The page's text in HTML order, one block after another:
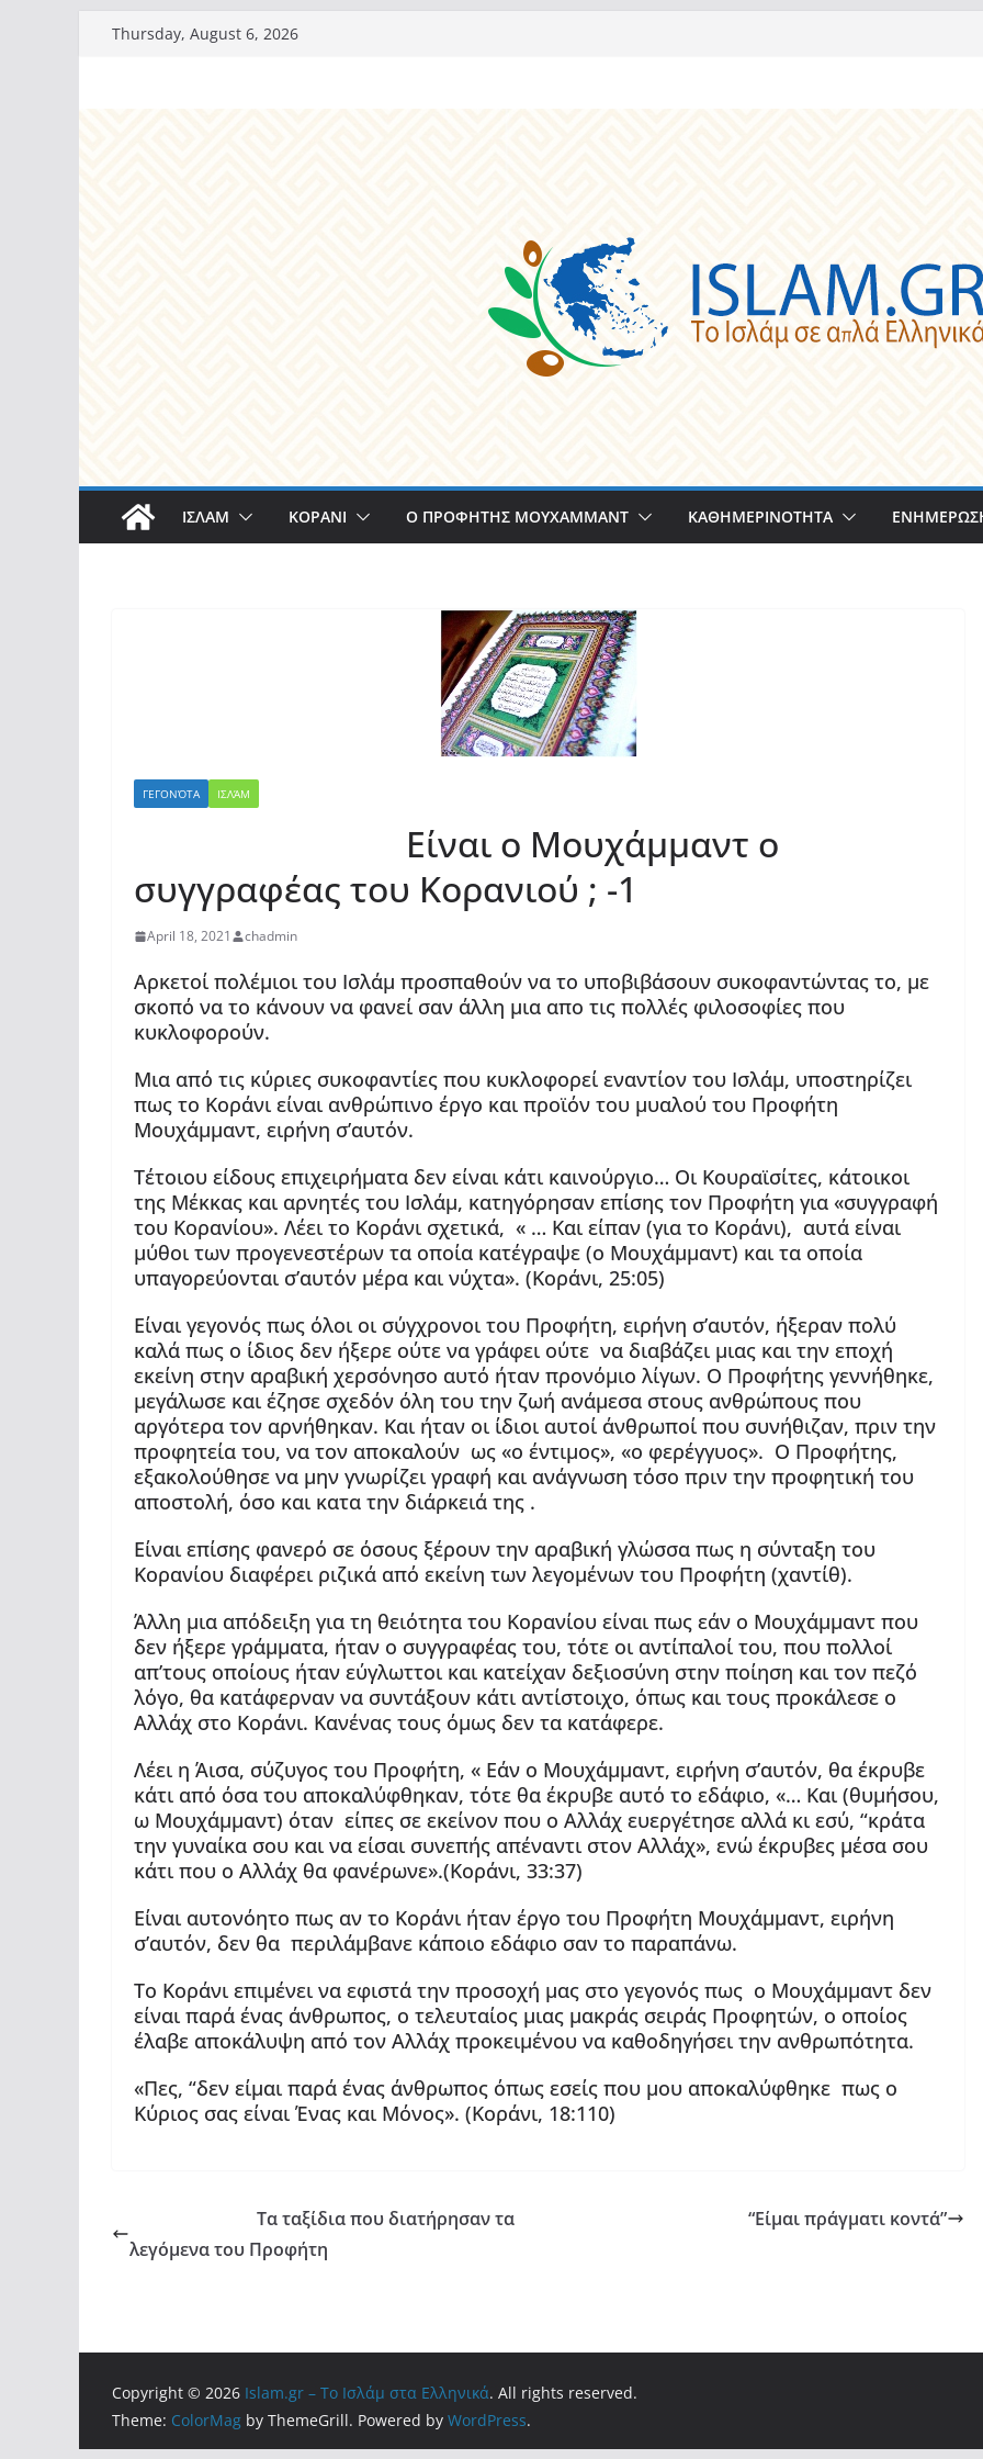
Thursday, August 6, 2026
ΙΣΛΑΜ ΚΟΡΑΝΙ Ο ΠΡΟΦΗΤΗΣ ΜΟΥΧΑΜΜΑΝΤ ΚΑΘΗΜΕΡΙΝΟΤΗΤΑ
ΓΕΓΟΝΌΤΑ ΙΣΛΆΜ
Είναι ο Μουχάμμαντ o
συγγραφέας του Κορανιού ; -1
April 18, 2021 chadmin
Αρκετοί πολέμιοι του Ισλάμ προσπαθούν να το υποβιβάσουν συκοφαντώντας το, με
σκοπό να το κάνουν να φανεί σαν άλλη μια απο τις πολλές φιλοσοφίες που
κυκλοφορούν.
Μια από τις κύριες συκοφαντίες που κυκλοφορεί εναντίον του Ισλάμ, υποστηρίζει
πως το Κοράνι είναι ανθρώπινο έργο και προϊόν του μυαλού του Προφήτη
Μουχάμμαντ, ειρήνη σ’αυτόν.
Τέτοιου είδους επιχειρήματα δεν είναι κάτι καινούργιο… Οι Κουραϊσίτες, κάτοικοι
της Μέκκας και αρνητές του Ισλάμ, κατηγόρησαν επίσης τον Προφήτη για «συγγραφή
του Κορανίου». Λέει το Κοράνι σχετικά, « … Και είπαν (για το Κοράνι), αυτά είναι
μύθοι των προγενεστέρων τα οποία κατέγραψε (ο Μουχάμμαντ) και τα οποία
υπαγορεύονται σ’αυτόν μέρα και νύχτα». (Κοράνι, 25:05)
Είναι γεγονός πως όλοι οι σύγχρονοι του Προφήτη, ειρήνη σ’αυτόν, ήξεραν πολύ
καλά πως ο ίδιος δεν ήξερε ούτε να γράφει ούτε να διαβάζει μιας και την εποχή
εκείνη στην αραβική χερσόνησο αυτό ήταν προνόμιο λίγων. Ο Προφήτης γεννήθηκε,
μεγάλωσε και έζησε σχεδόν όλη του την ζωή ανάμεσα στους ανθρώπους που
αργότερα τον αρνήθηκαν. Και ήταν οι ίδιοι αυτοί άνθρωποί που συνήθιζαν, πριν την
προφητεία του, να τον αποκαλούν ως «ο έντιμος», «ο φερέγγυος». Ο Προφήτης,
εξακολούθησε να μην γνωρίζει γραφή και ανάγνωση τόσο πριν την προφητική του
αποστολή, όσο και κατα την διάρκειά της .
Είναι επίσης φανερό σε όσους ξέρουν την αραβική γλώσσα πως η σύνταξη του
Κορανίου διαφέρει ριζικά από εκείνη των λεγομένων του Προφήτη (χαντίθ).
Άλλη μια απόδειξη για τη θειότητα του Κορανίου είναι πως εάν ο Μουχάμμαντ που
δεν ήξερε γράμματα, ήταν ο συγγραφέας του, τότε οι αντίπαλοί του, που πολλοί
απ’τους οποίους ήταν εύγλωττοι και κατείχαν δεξιοσύνη στην ποίηση και τον πεζό
λόγο, θα κατάφερναν να συντάξουν κάτι αντίστοιχο, όπως και τους προκάλεσε ο
Αλλάχ στο Κοράνι. Κανένας τους όμως δεν τα κατάφερε.
Λέει η Άισα, σύζυγος του Προφήτη, « Εάν ο Μουχάμμαντ, ειρήνη σ’αυτόν, θα έκρυβε
κάτι από όσα του αποκαλύφθηκαν, τότε θα έκρυβε αυτό το εδάφιο, «… Και (θυμήσου,
ω Μουχάμμαντ) όταν είπες σε εκείνον που ο Αλλάχ ευεργέτησε αλλά κι εσύ, “κράτα
την γυναίκα σου και να είσαι συνεπής απέναντι στον Αλλάχ», ενώ έκρυβες μέσα σου
κάτι που ο Αλλάχ θα φανέρωνε».(Κοράνι, 33:37)
Είναι αυτονόητο πως αν το Κοράνι ήταν έργο του Προφήτη Μουχάμμαντ, ειρήνη
σ’αυτόν, δεν θα περιλάμβανε κάποιο εδάφιο σαν το παραπάνω.
Το Κοράνι επιμένει να εφιστά την προσοχή μας στο γεγονός πως ο Μουχάμμαντ δεν
είναι παρά ένας άνθρωπος, ο τελευταίος μιας μακράς σειράς Προφητών, ο οποίος
έλαβε αποκάλυψη από τον Αλλάχ προκειμένου να καθοδηγήσει την ανθρωπότητα.
«Πες, “δεν είμαι παρά ένας άνθρωπος όπως εσείς που μου αποκαλύφθηκε πως ο
Κύριος σας είναι Ένας και Μόνος». (Κοράνι, 18:110)
Τα ταξίδια που διατήρησαν τα
λεγόμενα του Προφήτη
“Είμαι πράγματι κοντά”
Copyright © 2026 Islam.gr – Το Ισλάμ στα Ελληνικά. All rights reserved.
Theme: ColorMag by ThemeGrill. Powered by WordPress.